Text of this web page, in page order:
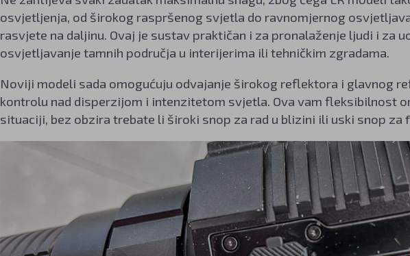
osvjetljenja, od širokog raspršenog svjetla do ravnomjernog
rasvjete na daljinu. Ovaj je sustav praktičan i za pronalaženje ljudi i za
osvjetljavanje tamnih područja u interijerima ili tehničkim zgradama.
Noviji modeli sada omogućuju odvajanje širokog reflektora i glavnog
kontrolu nad disperzijom i intenzitetom svjetla. Ova vam fleksibilnost
situaciji, bez obzira trebate li široki snop za rad u blizini ili uski snop za